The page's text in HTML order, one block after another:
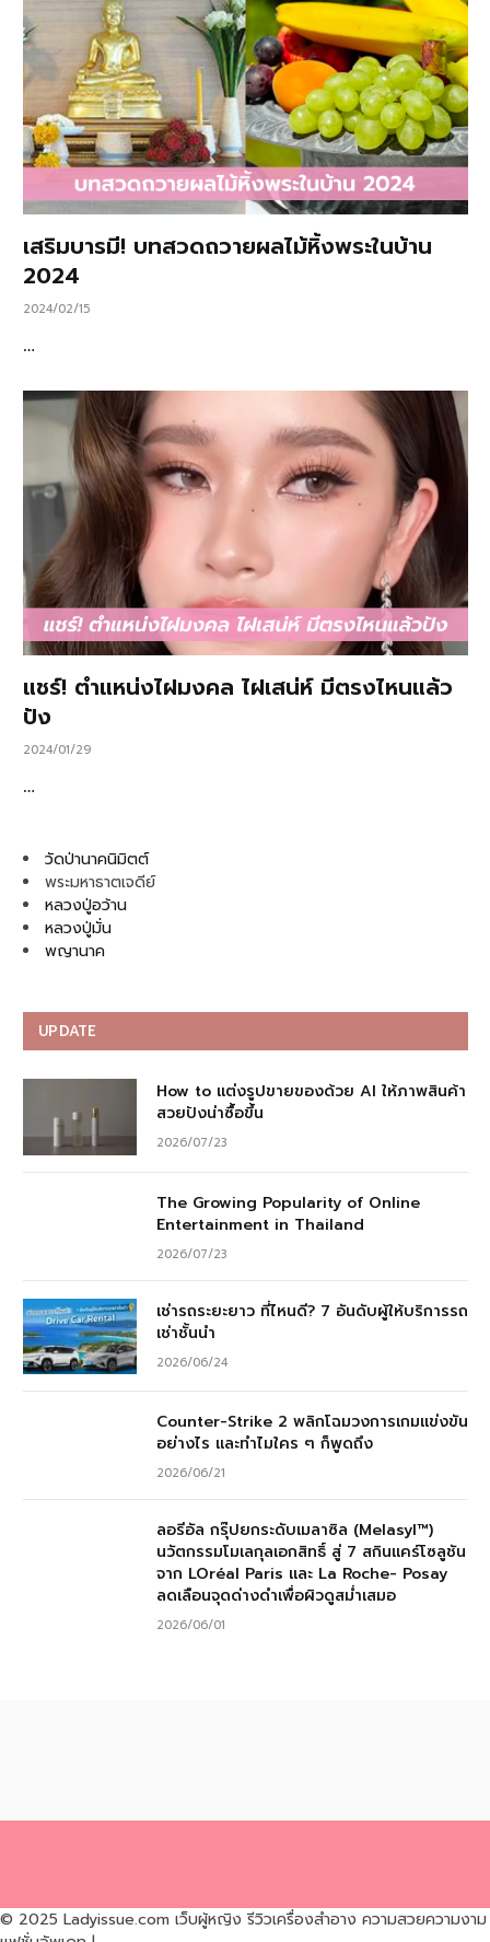
เสริมบารมี! บทสวดถวายผลไม้หิ้งพระในบ้าน
2024
2024/02/15
…
แชร์! ตำแหน่งไฝมงคล ไฝเสน่ห์ มีตรงไหนแล้ว
ปัง
2024/01/29
…
วัดป่านาคนิมิตต์
พระมหาธาตเจดีย์
หลวงปู่อว้าน
หลวงปู่มั่น
พญานาค
UPDATE
How to แต่งรูปขายของด้วย AI ให้ภาพสินค้า
สวยปังน่าซื้อขึ้น
2026/07/23
The Growing Popularity of Online
Entertainment in Thailand
2026/07/23
เช่ารถระยะยาว ที่ไหนดี? 7 อันดับผู้ให้บริการรถ
เช่าชั้นนำ
2026/06/24
Counter-Strike 2 พลิกโฉมวงการเกมแข่งขัน
อย่างไร และทำไมใคร ๆ ก็พูดถึง
2026/06/21
ลอรีอัล กรุ๊ปยกระดับเมลาซิล (Melasyl™)
นวัตกรรมโมเลกุลเอกสิทธิ์ สู่ 7 สกินแคร์โซลูชัน
จาก LOréal Paris และ La Roche- Posay
ลดเลือนจุดด่างดำเพื่อผิวดูสม่ำเสมอ
2026/06/01
© 2025 Ladyissue.com เว็บผู้หญิง รีวิวเครื่องสำอาง ความสวยความงาม